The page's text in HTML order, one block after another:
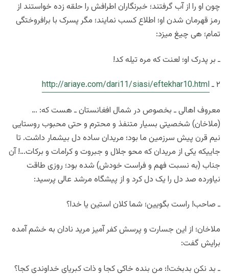
چون او را از آب گرفتند؛ خبرنگاران اطرافش را حلقه زده خواستند از
رمز قهرمان شدن او؛ اطلاع کسب نمایند؛ مگر پسرک با برافروختگی
تمام؛ هی چیغ میزد:
ـ بر پدرک او؛ لعنت که مره تیله کد!
۲ ـ http://ariaye.com/dari11/siasi/eftekhar10.html
معروف اهالی ـ بخصوص در شمال افغانستان ـ هست که: …
(ملاخان) شخصیتی بسیار متنفذ و محترم و حتی محبوب روستایی
نیم قرن پیش سرزمین ما بود؛ مریدان ساده دل بیشمار داشت. تا
جاییکه یکی از مریدان که محو جلال و جبروت و کرامات و برکات…! آن
جناب (به نسبت فهم و فراست خودش) شده بود؛ روزی طاقت
نیاورده صد دل را یک دل کرد و از پیشگاه مرشد عالی پرسید:
ـ صاحب! راست بگویین؛ شما کلان استین یا خدا؟
ملاخان؛ از این جسارت و پرسش کفر آمیز مرید نادان به خشم آمده
برایش گفت:
ـ بد نکن بدبخت!؛ من بنده خاکی کجا و ذات کبریای خداوندی کجا؟